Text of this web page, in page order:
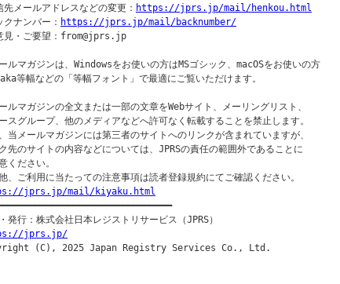
先メールアドレスなどの変更： https://jprs.jp/mail/henkou.html
クナンバー： https://jprs.jp/mail/backnumber/
見・ご要望：from@jprs.jp
ルマガジンは、Windowsをお使いの方はMSゴシック、macOSをお使いの方
等幅などの「等幅フォント」で最適にご覧いただけます。
ルマガジンの全文または一部の文章をWebサイト、メーリングリスト、
スグループ、他のメディアなどへ許可なく転載することを禁止します。
当メールマガジンには第三者のサイトへのリンクが含まれていますが、
先のサイトの内容などについては、JPRSの責任の範囲外であることに
ください。
jprs.jp/mail/kiyaku.html
jprs.jp/